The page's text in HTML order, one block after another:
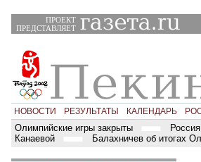
ПРОЕКТ
ПРЕДСТАВЛЯЕТ
НОВОСТИ РЕЗУЛЬТАТЫ КАЛЕНДАРЬ
Олимпийские игры закрыты
Канаевой
Балахничев об итогах